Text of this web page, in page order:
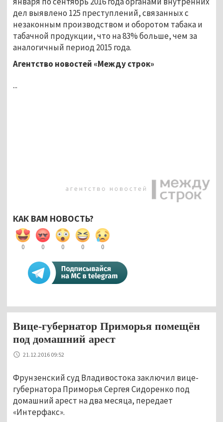
дел выявлено 125 преступлений, связанных с
незаконным производством и оборотом табака и
табачной продукции, что на 83% больше, чем за
аналогичный период 2015 года.
Агентство новостей «Между строк»
...
КАК ВАМ НОВОСТЬ?
0 0 0 0 0
Вице-губернатор Приморья помещён
под домашний арест
21.12.2016 09:52
Фрунзенский суд Владивостока заключил вице-
губернатора Приморья Сергея Сидоренко под
домашний арест на два месяца, передает
«Интерфакс».